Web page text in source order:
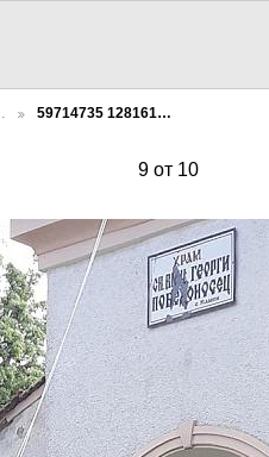
59714735 128161…
9 от 10